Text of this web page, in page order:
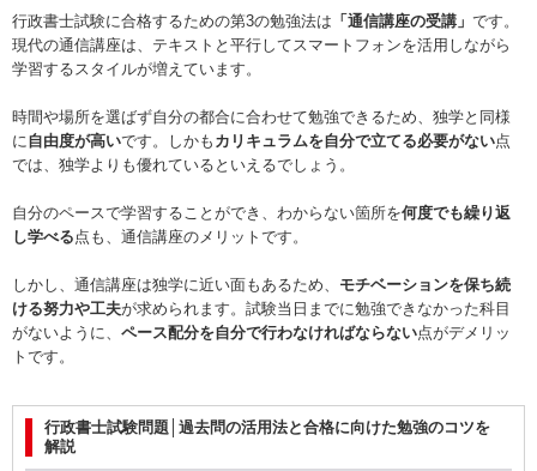
行政書士試験に合格するための第3の勉強法は 「通信講座の受講」 です。
現代の通信講座は、テキストと平行してスマートフォンを活用しながら
学習するスタイルが増えています。
時間や場所を選ばず自分の都合に合わせて勉強できるため、独学と同様
に自由度が高いです。しかも カリキュラムを自分で立てる必要がない点
では、独学よりも優れているといえるでしょう。
自分のペースで学習することができ、わからない箇所を何度でも繰り返
し学べる点も、通信講座のメリットです。
しかし、通信講座は独学に近い面もあるため、 モチベーションを保ち続
ける努力や工夫が求められます。試験当日までに勉強できなかった科目
がないように、 ペース配分を自分で行わなければならない点がデメリッ
トです。
行政書士試験問題│過去問の活用法と合格に向けた勉強のコツを
解説